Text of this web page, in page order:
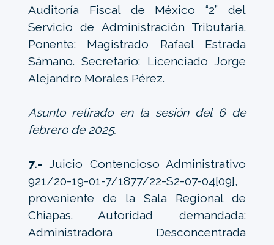
Auditoría Fiscal de México “2” del
Servicio de Administración Tributaria.
Ponente: Magistrado Rafael Estrada
Sámano. Secretario: Licenciado Jorge
Alejandro Morales Pérez.
Asunto retirado en la sesión del 6 de
febrero de 2025.
7.- Juicio Contencioso Administrativo
921/20-19-01-7/1877/22-S2-07-04[09],
proveniente de la Sala Regional de
Chiapas. Autoridad demandada:
Administradora Desconcentrada